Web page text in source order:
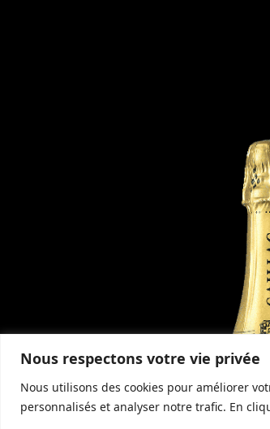
Nous respectons votre vie privée
Nous utilisons des cookies pour améliorer
personnalisés et analyser notre trafic. En